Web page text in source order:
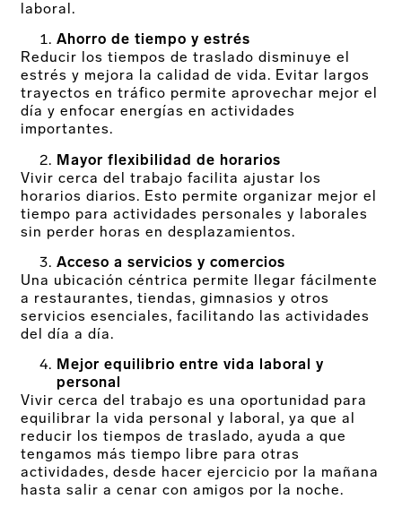
laboral.
Ahorro de tiempo y estrés
Reducir los tiempos de traslado disminuye el
estrés y mejora la calidad de vida. Evitar largos
trayectos en tráfico permite aprovechar mejor el
día y enfocar energías en actividades
importantes.
Mayor flexibilidad de horarios
Vivir cerca del trabajo facilita ajustar los
horarios diarios. Esto permite organizar mejor el
tiempo para actividades personales y laborales
sin perder horas en desplazamientos.
Acceso a servicios y comercios
Una ubicación céntrica permite llegar fácilmente
a restaurantes, tiendas, gimnasios y otros
servicios esenciales, facilitando las actividades
del día a día.
Mejor equilibrio entre vida laboral y
personal
Vivir cerca del trabajo es una oportunidad para
equilibrar la vida personal y laboral, ya que al
reducir los tiempos de traslado, ayuda a que
tengamos más tiempo libre para otras
actividades, desde hacer ejercicio por la mañana
hasta salir a cenar con amigos por la noche.